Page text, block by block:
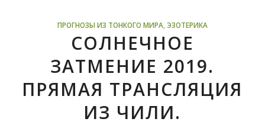
ПРОГНОЗЫ ИЗ ТОНКОГО МИРА, ЭЗОТЕРИКА
СОЛНЕЧНОЕ
ЗАТМЕНИЕ 2019.
ПРЯМАЯ ТРАНСЛЯЦИЯ
ИЗ ЧИЛИ.